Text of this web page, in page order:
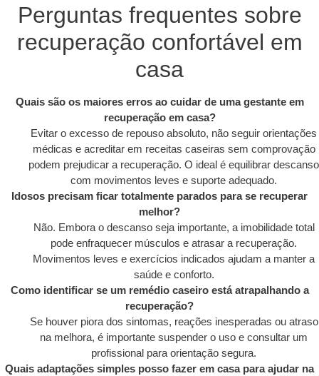
Perguntas frequentes sobre
recuperação confortável em
casa
Quais são os maiores erros ao cuidar de uma gestante em
recuperação em casa?
Evitar o excesso de repouso absoluto, não seguir orientações
médicas e acreditar em receitas caseiras sem comprovação
podem prejudicar a recuperação. O ideal é equilibrar descanso
com movimentos leves e suporte adequado.
Idosos precisam ficar totalmente parados para se recuperar
melhor?
Não. Embora o descanso seja importante, a imobilidade total
pode enfraquecer músculos e atrasar a recuperação.
Movimentos leves e exercícios indicados ajudam a manter a
saúde e conforto.
Como identificar se um remédio caseiro está atrapalhando a
recuperação?
Se houver piora dos sintomas, reações inesperadas ou atraso
na melhora, é importante suspender o uso e consultar um
profissional para orientação segura.
Quais adaptações simples posso fazer em casa para ajudar na